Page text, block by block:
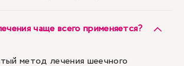
чаще всего применяется?
метод лечения шеечного